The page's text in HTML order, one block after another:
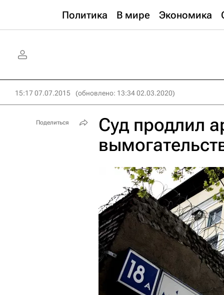
Политика В мире Экономика
15:17 07.07.2015 (обновлено: 13:34 02.03.2020)
Суд продлил
Поделиться